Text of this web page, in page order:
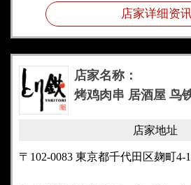
店家详细资
店家名称：
烤鸡肉串 居酒屋 鸟
店家地址
〒102-0083 東京都千代田区麹町4-